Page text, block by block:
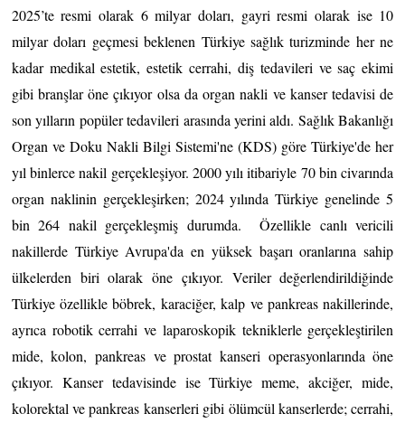
2025’te resmi olarak 6 milyar doları, gayri resmi olarak ise 10
milyar doları geçmesi beklenen Türkiye sağlık turizminde her ne
kadar medikal estetik, estetik cerrahi, diş tedavileri ve saç ekimi
gibi branşlar öne çıkıyor olsa da organ nakli ve kanser tedavisi de
son yılların popüler tedavileri arasında yerini aldı. Sağlık Bakanlığı
Organ ve Doku Nakli Bilgi Sistemi'ne (KDS) göre Türkiye'de her
yıl binlerce nakil gerçekleşiyor. 2000 yılı itibariyle 70 bin civarında
organ naklinin gerçekleşirken; 2024 yılında Türkiye genelinde 5
bin 264 nakil gerçekleşmiş durumda.  Özellikle canlı vericili
nakillerde Türkiye Avrupa'da en yüksek başarı oranlarına sahip
ülkelerden biri olarak öne çıkıyor. Veriler değerlendirildiğinde
Türkiye özellikle böbrek, karaciğer, kalp ve pankreas nakillerinde,
ayrıca robotik cerrahi ve laparoskopik tekniklerle gerçekleştirilen
mide, kolon, pankreas ve prostat kanseri operasyonlarında öne
çıkıyor. Kanser tedavisinde ise Türkiye meme, akciğer, mide,
kolorektal ve pankreas kanserleri gibi ölümcül kanserlerde; cerrahi,